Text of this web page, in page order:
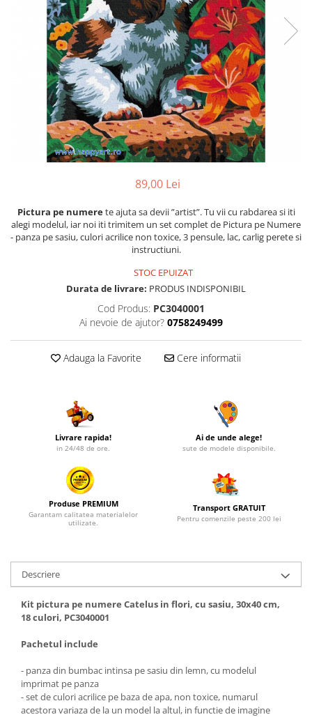
89,00 Lei
Pictura pe numerete ajuta sa devii ”artist”. Tu vii cu rabdarea si iti
alegi modelul, iar noi iti trimitem un set complet de Pictura pe Numere
- panza pe sasiu, culori acrilice non toxice, 3 pensule, lac, carlig perete si
instructiuni.
STOC EPUIZAT
Durata de livrare: PRODUS INDISPONIBIL
Cod Produs: PC3040001
Ai nevoie de ajutor? 0758249499
Adauga la Favorite Cere informatii
Livrare rapida!
in 24/48 de ore.
Ai de unde alege!
sute de modele disponibile.
Produse PREMIUM
Garantam calitatea materialelor
utilizate.
Transport GRATUIT
Pentru comenzile peste 200 lei
Descriere
Kit pictura pe numere Catelus in flori, cu sasiu, 30x40 cm,
18 culori, PC3040001
Pachetul include
- panza din bumbac intinsa pe sasiu din lemn, cu modelul
imprimat pe panza
- set de culori acrilice pe baza de apa, non toxice, numarul
acestora variaza de la un model la altul, in functie de imagine